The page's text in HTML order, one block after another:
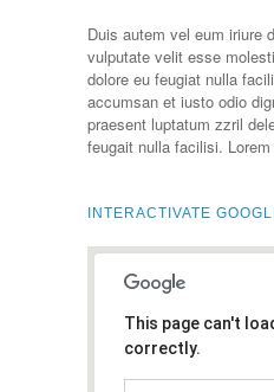
Duis autem vel eum iriure
vulputate velit esse
dolore eu feugiat nulla
accumsan et iusto odio
praesent luptatum zzril
feugait nulla facilisi.
INTERACTIVATE
This page can't
correctly.